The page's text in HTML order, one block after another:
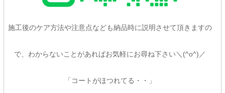
施工後のケア方法や注意点なども納品時に説明させて頂きますの
で、わからないことがあればお気軽にお尋ね下さい＼(^o^)／
「コートがほつれてる・・」